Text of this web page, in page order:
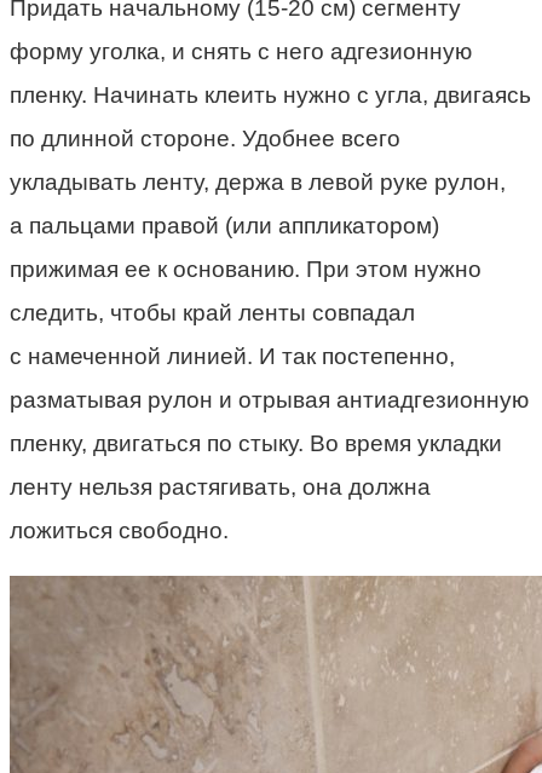
Придать начальному (15-20 см) сегменту
форму уголка, и снять с него адгезионную
пленку. Начинать клеить нужно с угла, двигаясь
по длинной стороне. Удобнее всего
укладывать ленту, держа в левой руке рулон,
а пальцами правой (или аппликатором)
прижимая ее к основанию. При этом нужно
следить, чтобы край ленты совпадал
с намеченной линией. И так постепенно,
разматывая рулон и отрывая антиадгезионную
пленку, двигаться по стыку. Во время укладки
ленту нельзя растягивать, она должна
ложиться свободно.